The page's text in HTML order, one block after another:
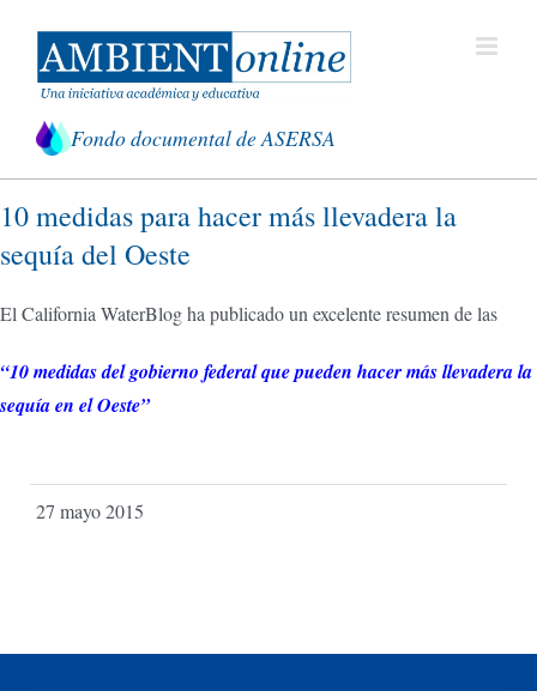
contenido
Fondo documental de ASERSA
10 medidas para hacer más llevadera la
sequía del Oeste
El California WaterBlog ha publicado un excelente resumen de las
“10 medidas del gobierno federal que pueden hacer más llevadera la
sequía en el Oeste”
27 mayo 2015